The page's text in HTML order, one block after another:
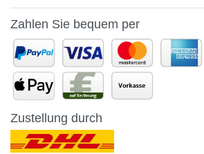
Zahlen Sie bequem per
Zustellung durch